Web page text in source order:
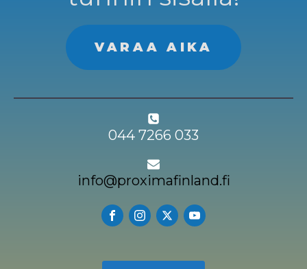
VARAA AIKA
044 7266 033
info@proximafinland.fi